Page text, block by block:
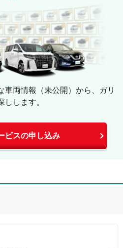
車両情報（未公開）から、ガリ
します。
ビスの申し込み